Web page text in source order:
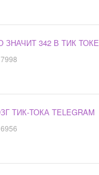
ЗНАЧИТ 342 В ТИК ТОКЕ
7998
ТИК-ТОКА TELEGRAM
6956